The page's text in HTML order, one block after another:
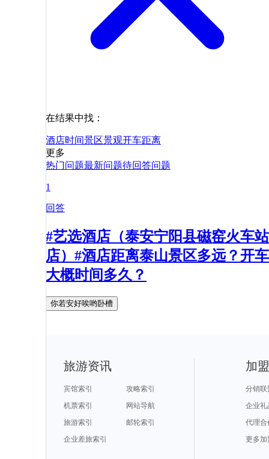
在结果中找：
酒店时间景区景观开车距离
更多
热门问题最新问题待回答问题
1
回答
#艺选酒店（泰安宁阳县磁窑火车站
店）#酒店距离泰山景区多远？开车
大概时间多久？
你若安好唉哟卧槽
旅游资讯
宾馆索引
攻略索引
机票索引
网站导航
旅游索引
邮轮索引
企业差旅索引
加
分销联
企业礼
代理合
更多加